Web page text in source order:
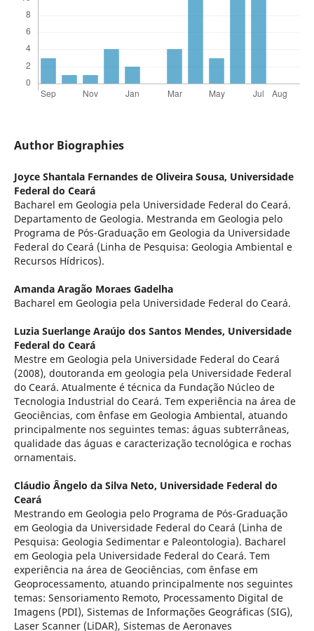
Author Biographies
Joyce Shantala Fernandes de Oliveira Sousa, Universidade
Federal do Ceará
Bacharel em Geologia pela Universidade Federal do Ceará.
Departamento de Geologia. Mestranda em Geologia pelo
Programa de Pós-Graduação em Geologia da Universidade
Federal do Ceará (Linha de Pesquisa: Geologia Ambiental e
Recursos Hídricos).
Amanda Aragão Moraes Gadelha
Bacharel em Geologia pela Universidade Federal do Ceará.
Luzia Suerlange Araújo dos Santos Mendes, Universidade
Federal do Ceará
Mestre em Geologia pela Universidade Federal do Ceará
(2008), doutoranda em geologia pela Universidade Federal
do Ceará. Atualmente é técnica da Fundação Núcleo de
Tecnologia Industrial do Ceará. Tem experiência na área de
Geociências, com ênfase em Geologia Ambiental, atuando
principalmente nos seguintes temas: águas subterrâneas,
qualidade das águas e caracterização tecnológica e rochas
ornamentais.
Cláudio Ângelo da Silva Neto, Universidade Federal do
Ceará
Mestrando em Geologia pelo Programa de Pós-Graduação
em Geologia da Universidade Federal do Ceará (Linha de
Pesquisa: Geologia Sedimentar e Paleontologia). Bacharel
em Geologia pela Universidade Federal do Ceará. Tem
experiência na área de Geociências, com ênfase em
Geoprocessamento, atuando principalmente nos seguintes
temas: Sensoriamento Remoto, Processamento Digital de
Imagens (PDI), Sistemas de Informações Geográficas (SIG),
Laser Scanner (LiDAR), Sistemas de Aeronaves